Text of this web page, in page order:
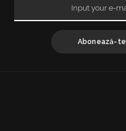
Abonează-te